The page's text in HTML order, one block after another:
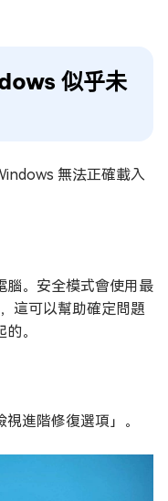
似乎未
無法正確載入
腦。安全模式會使用最
這可以幫助確定問題
。
進階修復選項」。